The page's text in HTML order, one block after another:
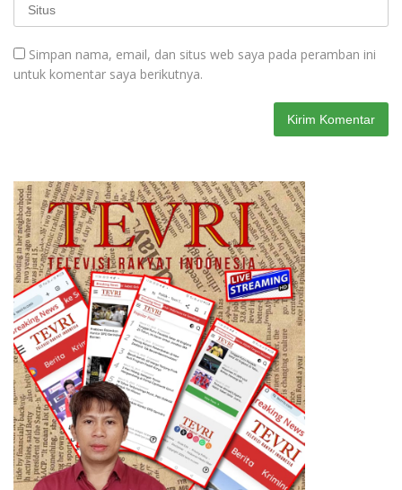
Simpan nama, email, dan situs web saya pada peramban ini
untuk komentar saya berikutnya.